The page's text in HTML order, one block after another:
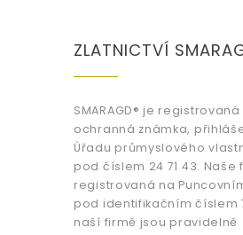
ZLATNICTVÍ
SMARAGD® je registrovaná
ochranná známka,
Úřadu průmyslového
pod číslem 24 71 43. Naše
registrovaná na
pod identifikačním číslem
naší firmě jsou pravidelně